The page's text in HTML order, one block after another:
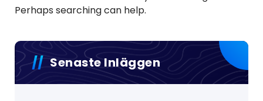
Perhaps searching can help.
Senaste Inläggen